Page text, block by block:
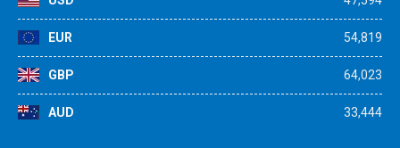
EUR 54,819
GBP 64,023
AUD 33,444